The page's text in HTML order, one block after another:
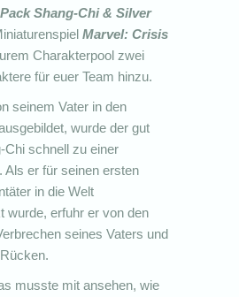
Shang-Chi & Silver
Marvel: Crisis
Charakterpool zwei
für euer Team hinzu.
seinem Vater in den
wurde der gut
Chi schnell zu einer
Als er für seinen ersten
in die Welt
wurde, erfuhr er von den
seines Vaters und
musste mit ansehen, wie